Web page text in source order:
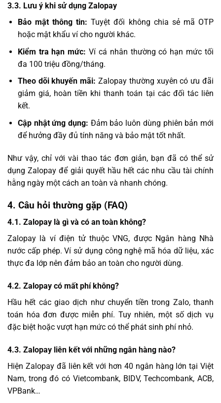
3.3. Lưu ý khi sử dụng Zalopay
Bảo mật thông tin: Tuyệt đối không chia sẻ mã OTP
hoặc mật khẩu ví cho người khác.
Kiểm tra hạn mức: Ví cá nhân thường có hạn mức tối
đa 100 triệu đồng/tháng.
Theo dõi khuyến mãi: Zalopay thường xuyên có ưu đãi
giảm giá, hoàn tiền khi thanh toán tại các đối tác liên
kết.
Cập nhật ứng dụng: Đảm bảo luôn dùng phiên bản mới
để hưởng đầy đủ tính năng và bảo mật tốt nhất.
Như vậy, chỉ với vài thao tác đơn giản, bạn đã có thể sử
dụng Zalopay để giải quyết hầu hết các nhu cầu tài chính
hằng ngày một cách an toàn và nhanh chóng.
4. Câu hỏi thường gặp (FAQ)
4.1. Zalopay là gì và có an toàn không?
Zalopay là ví điện tử thuộc VNG, được Ngân hàng Nhà
nước cấp phép. Ví sử dụng công nghệ mã hóa dữ liệu, xác
thực đa lớp nên đảm bảo an toàn cho người dùng.
4.2. Zalopay có mất phí không?
Hầu hết các giao dịch như chuyển tiền trong Zalo, thanh
toán hóa đơn được miễn phí. Tuy nhiên, một số dịch vụ
đặc biệt hoặc vượt hạn mức có thể phát sinh phí nhỏ.
4.3. Zalopay liên kết với những ngân hàng nào?
Hiện Zalopay đã liên kết với hơn 40 ngân hàng lớn tại Việt
Nam, trong đó có Vietcombank, BIDV, Techcombank, ACB,
VPBank…